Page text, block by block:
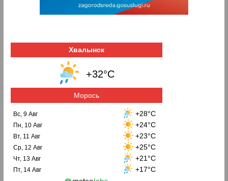
Хвалынск
+32°C
Морось
Вс, 9 Авг +28°C
Пн, 10 Авг +24°C
Вт, 11 Авг +23°C
Ср, 12 Авг +25°C
Чт, 13 Авг +21°C
Пт, 14 Авг +17°C